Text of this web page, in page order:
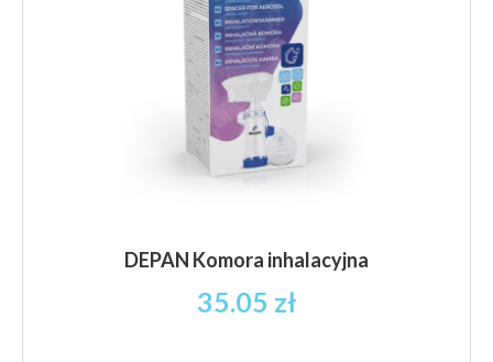
DEPAN Komora inhalacyjna
35.05 zł